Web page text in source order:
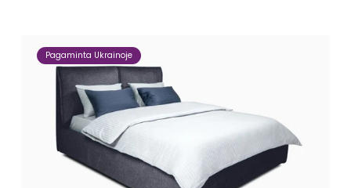
Pagaminta Ukrainoje